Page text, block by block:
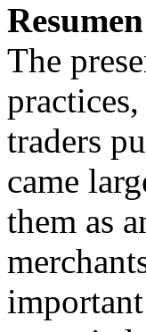
Resumen
The
traders
came
them as